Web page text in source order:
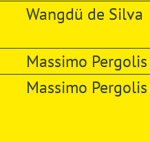
Wangdü de Silva
Massimo Pergolis
Massimo Pergolis